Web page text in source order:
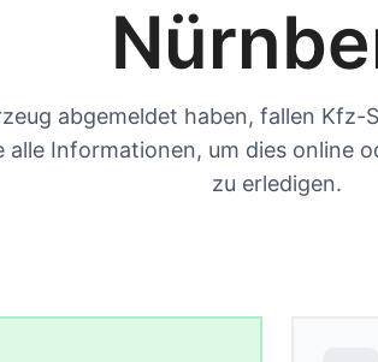
abgemeldet haben, fallen
alle Informationen, um dies online
zu erledigen.